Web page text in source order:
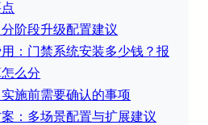
阶段升级配置建议
：门禁系统安装多少钱？报
么分
施前需要确认的事项
：多场景配置与扩展建议